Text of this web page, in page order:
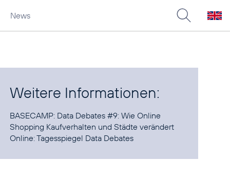
News
Weitere Informationen:
BASECAMP: Data Debates#9: Wie Online
Shopping Kaufverhalten und Städte verändert
Online:Tagesspiegel Data Debates